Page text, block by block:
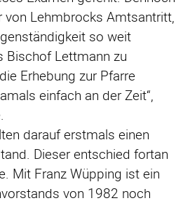
von Lehmbrocks Amtsantritt,
so weit
Bischof Lettmann zu
Erhebung zur Pfarre
einfach an der Zeit“,
darauf erstmals einen
Dieser entschied fortan
Mit Franz Wüpping ist ein
von 1982 noch